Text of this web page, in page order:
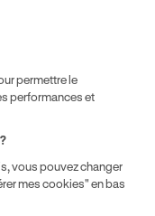
constatées entre
de conduire en
école
écoles situées en
permettre le
performances et
vous pouvez changer
mes cookies" en bas